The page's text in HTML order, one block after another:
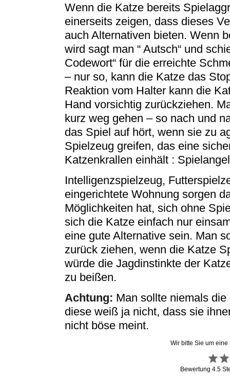
Wenn die Katze bereits
einerseits zeigen, dass dieses
auch Alternativen bieten. Wenn
wird sagt man “ Autsch“ und
Codewort“ für die erreichte
– nur so, kann die Katze das
Reaktion vom Halter kann die
Hand vorsichtig zurückziehen.
kurz weg gehen – so nach und
das Spiel auf hört, wenn sie zu
Spielzeug greifen, das eine
Katzenkrallen einhält :
Intelligenzspielzeug,
eingerichtete Wohnung sorgen
Möglichkeiten hat, sich ohne
sich die Katze einfach nur
eine gute Alternative sein. Man
zurück ziehen, wenn die Katze
würde die Jagdinstinkte der
zu beißen.
Achtung: Man sollte niemals
diese weiß ja nicht, dass sie
nicht böse meint.
Wir bitte Sie um
Bewertung4.5